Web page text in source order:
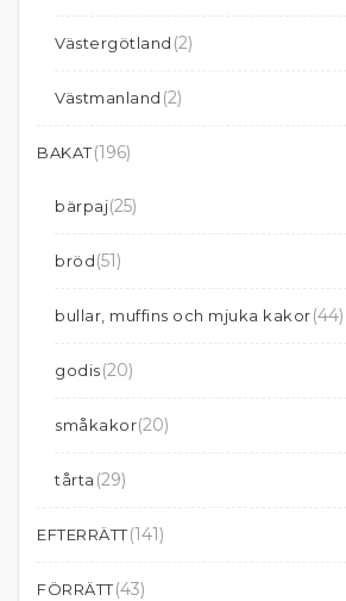
Västergötland (2)
Västmanland (2)
BAKAT(196)
bärpaj(25)
bröd(51)
bullar, muffins och mjuka kakor(44)
godis(20)
småkakor(20)
tårta (29)
EFTERRÄTT(141)
FÖRRÄTT(43)